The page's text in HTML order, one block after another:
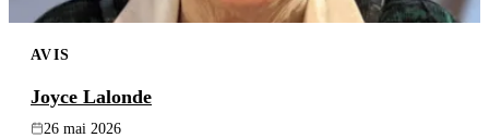
AVIS
Joyce Lalonde
26 mai 2026